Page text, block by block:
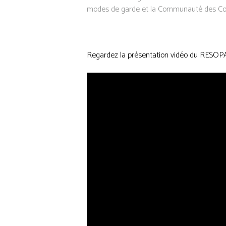
modes de garde et la Communauté des
Regardez la présentation vidéo du